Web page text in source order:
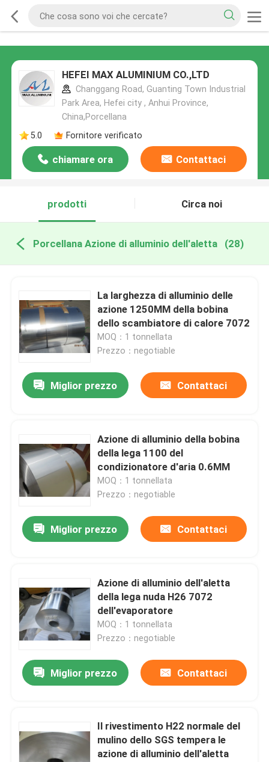
HEFEI MAX ALUMINIUM CO.,LTD
Changgang Road, Guanting Town Industrial
Park Area, Hefei city , Anhui Province,
China,Porcellana
5.0
Fornitore verificato
chiamare ora Contattaci
prodotti Circa noi
Porcellana Azione di alluminio dell'aletta (28)
La larghezza di alluminio delle
azione 1250MM della bobina
dello scambiatore di calore 7072
MOQ：1 tonnellata
Prezzo：negotiable
Miglior prezzo Contattaci
Azione di alluminio della bobina
della lega 1100 del
condizionatore d'aria 0.6MM
MOQ：1 tonnellata
Prezzo：negotiable
Miglior prezzo Contattaci
Azione di alluminio dell'aletta
della lega nuda H26 7072
dell'evaporatore
MOQ：1 tonnellata
Prezzo：negotiable
Miglior prezzo Contattaci
Il rivestimento H22 normale del
mulino dello SGS tempera le
azione di alluminio dell'aletta